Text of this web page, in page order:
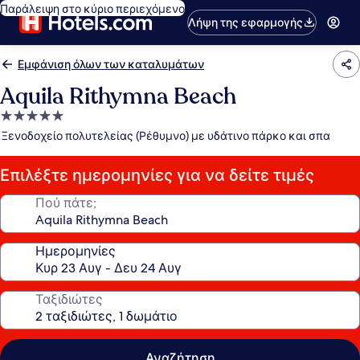
Παράλειψη στο κύριο περιεχόμενο
Λήψη της εφαρμογής
Εμφάνιση όλων των καταλυμάτων
Aquila Rithymna Beach
Κατάλυμα
με
αστέρια
Ξενοδοχείο πολυτελείας (Ρέθυμνο) με υδάτινο πάρκο και σπα
Επιλέξτε ημερομηνίες για να δείτε τιμές
Πού πάτε;
Ημερομηνίες
Ταξιδιώτες